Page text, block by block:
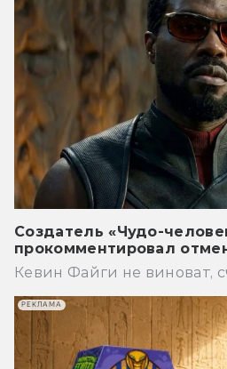
Создатель «Чудо-
прокомментировал
Кевин Файги не виноват,
РЕКЛАМА